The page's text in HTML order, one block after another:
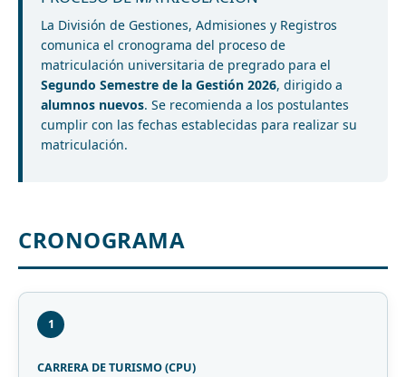
La División de Gestiones, Admisiones y Registros
comunica el cronograma del proceso de
matriculación universitaria de pregrado para el
Segundo Semestre de la Gestión 2026, dirigido a
alumnos nuevos. Se recomienda a los postulantes
cumplir con las fechas establecidas para realizar su
matriculación.
CRONOGRAMA
1
CARRERA DE TURISMO (CPU)